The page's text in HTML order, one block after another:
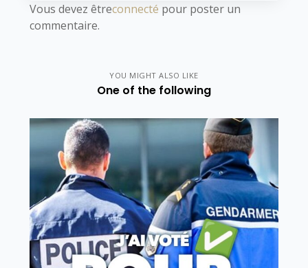
Vous devez êtreconnecté pour poster un
commentaire.
YOU MIGHT ALSO LIKE
One of the following